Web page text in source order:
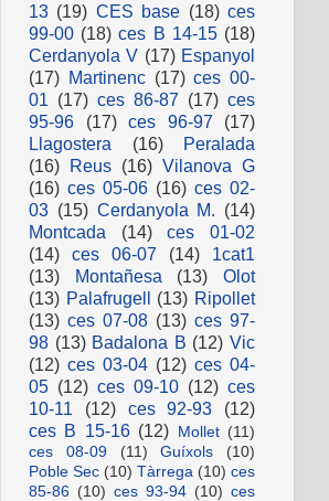
13 (19) CES base (18) ces
99-00 (18) ces B 14-15 (18)
Cerdanyola V (17) Espanyol
(17) Martinenc (17) ces 00-
01 (17) ces 86-87 (17) ces
95-96
(17) ces 96-97
(17)
Llagostera
(16)
Peralada
(16) Reus (16) Vilanova G
(16) ces 05-06 (16) ces 02-
03 (15) Cerdanyola M. (14)
Montcada
(14)
ces 01-02
(14)
ces 06-07 (14)
1cat1
(13)
Montañesa (13)
Olot
(13) Palafrugell (13) Ripollet
(13) ces 07-08 (13) ces 97-
98 (13) Badalona B (12) Vic
(12) ces 03-04 (12) ces 04-
05 (12) ces 09-10 (12) ces
10-11
(12) ces 92-93
(12)
ces B 15-16 (12) Mollet (11)
ces 08-09
(11) Guíxols
(10)
Poble Sec (10) Tàrrega (10) ces
85-86 (10) ces 93-94 (10) ces